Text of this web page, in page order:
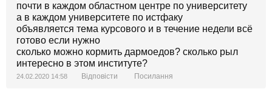
почти в каждом областном центре по университету
а в каждом университете по истфаку
объявляется тема курсового и в течение недели всё
готово если нужно
сколько можно кормить дармоедов? сколько рыл
интересно в этом институте?
24.02.2020 14:58 Відповісти Посилання